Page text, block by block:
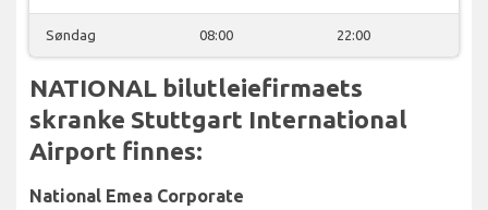
Søndag 08:00 22:00
NATIONAL bilutleiefirmaets
skranke Stuttgart International
Airport finnes:
National Emea Corporate